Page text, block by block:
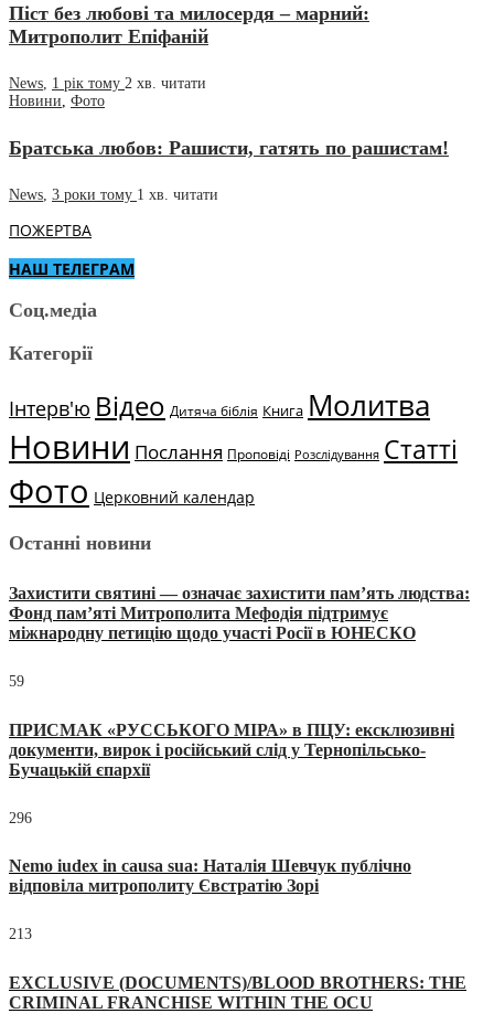
Піст без любові та милосердя – марний:
Митрополит Епіфаній
News 1 рік тому 2 хв. читати
Новини Фото
Братська любов: Рашисти, гатять по рашистам!
News 3 роки тому 1 хв. читати
ПОЖЕРТВА
НАШ ТЕЛЕГРАМ
Соц.медіа
Категорії
Інтерв'ю Відео Дитяча біблія Книга Молитва
Новини Послання Проповіді Розслідування Статті
Фото Церковний календар
Останні новини
Захистити святині — означає захистити пам’ять людства:
Фонд пам’яті Митрополита Мефодія підтримує
міжнародну петицію щодо участі Росії в ЮНЕСКО
59
ПРИСМАК «РУССЬКОГО МІРА» в ПЦУ: ексклюзивні
документи, вирок і російський слід у Тернопільсько-
Бучацькій єпархії
296
Nemo iudex in causa sua: Наталія Шевчук публічно
відповіла митрополиту Євстратію Зорі
213
EXCLUSIVE (DOCUMENTS)/BLOOD BROTHERS: THE
CRIMINAL FRANCHISE WITHIN THE OCU